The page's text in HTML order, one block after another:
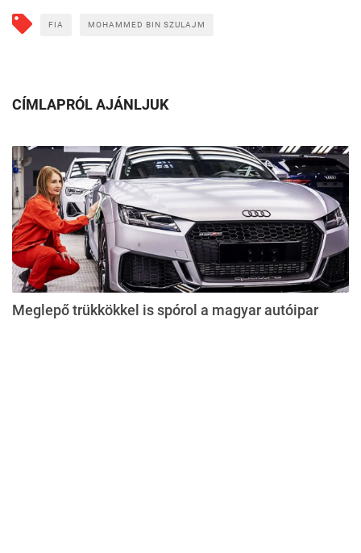
FIA MOHAMMED BIN SZULAJM
CÍMLAPRÓL AJÁNLJUK
Meglepő trükkökkel is spórol a magyar autóipar